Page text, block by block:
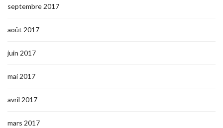
septembre 2017
août 2017
juin 2017
mai 2017
avril 2017
mars 2017